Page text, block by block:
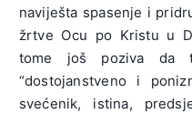
naviješta spasenje i
žrtve Ocu po Kristu u
tome još poziva da
“dostojanstveno i
svećenik, istina,